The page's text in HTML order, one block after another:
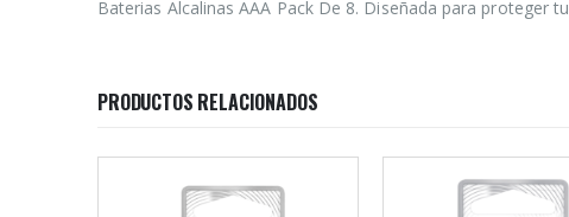
Baterias Alcalinas AAA Pack De 8. Diseñada para proteger
PRODUCTOS RELACIONADOS